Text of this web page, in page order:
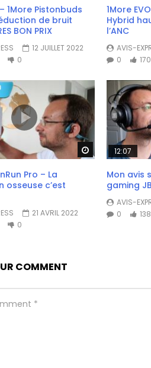
– 1More Pistonbuds
de bruit
BON PRIX
12 JUILLET 2022
0
1More
Hybrid
l’ANC
AVIS-
0
170
Watch Later
Pro – La
osseuse c’est
21 AVRIL 2022
0
12:07
Mon avis
gaming
AVIS-
0
138
COMMENT